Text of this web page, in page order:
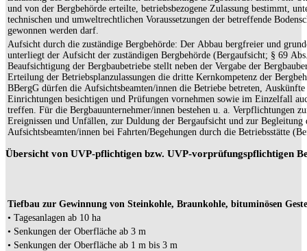
und von der Bergbehörde erteilte, betriebsbezogene Zulassung bestimmt,
technischen und umweltrechtlichen Voraussetzungen der betreffende
gewonnen werden darf.
Aufsicht durch die zuständige Bergbehörde: Der Abbau bergfreier und
unterliegt der Aufsicht der zuständigen Bergbehörde (Bergaufsicht; § 69
Beaufsichtigung der Bergbaubetriebe stellt neben der Vergabe der
Erteilung der Betriebsplanzulassungen die dritte Kernkompetenz der
BBergG dürfen die Aufsichtsbeamten/innen die Betriebe betreten,
Einrichtungen besichtigen und Prüfungen vornehmen sowie im Einzelfall
treffen. Für die Bergbauunternehmer/innen bestehen u. a. Verpflichtungen
Ereignissen und Unfällen, zur Duldung der Bergaufsicht und zur Begleitung
Aufsichtsbeamten/innen bei Fahrten/Begehungen durch die Betriebsstätte
Übersicht von UVP-pflichtigen bzw. UVP-vorprüfungspflichtigen
Tiefbau zur Gewinnung von Steinkohle, Braunkohle, bituminösen
• Tagesanlagen ab 10 ha
• Senkungen der Oberfläche ab 3 m
• Senkungen der Oberfläche ab 1 m bis 3 m